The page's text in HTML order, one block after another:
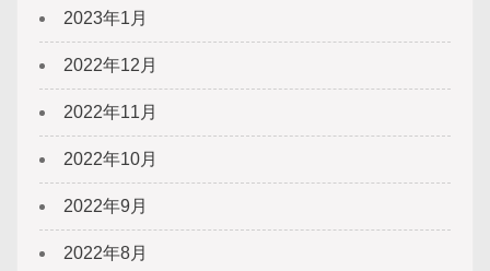
2023年1月
2022年12月
2022年11月
2022年10月
2022年9月
2022年8月